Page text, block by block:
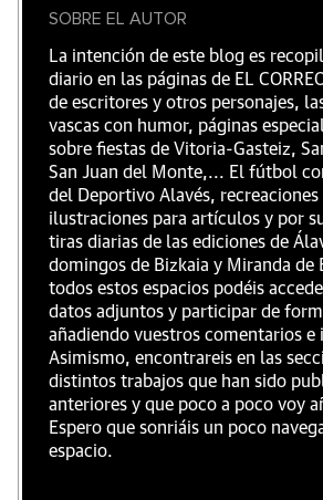
SOBRE EL AUTOR
La intención de este blog es
diario en las páginas de EL
de escritores y otros personajes,
vascas con humor, páginas
sobre fiestas de Vitoria-Gasteiz,
San Juan del Monte,... El fútbol
del Deportivo Alavés,
ilustraciones para artículos y por
tiras diarias de las ediciones de
domingos de Bizkaia y Miranda de
todos estos espacios podéis
datos adjuntos y participar de
añadiendo vuestros comentarios e
Asimismo, encontrareis en las
distintos trabajos que han sido
anteriores y que poco a poco voy
Espero que sonriáis un poco
espacio.